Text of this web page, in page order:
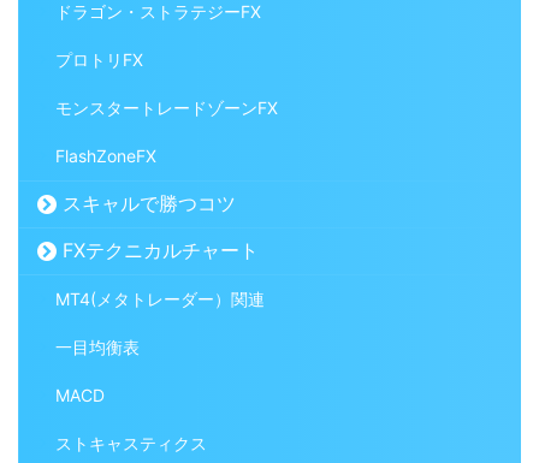
ドラゴン・ストラテジーFX
プロトリFX
モンスタートレードゾーンFX
FlashZoneFX
スキャルで勝つコツ
FXテクニカルチャート
MT4(メタトレーダー）関連
一目均衡表
MACD
ストキャスティクス